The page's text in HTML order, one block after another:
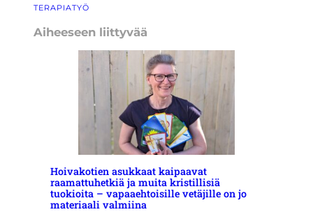
TERAPIATYÖ
Aiheeseen liittyvää
Hoivakotien asukkaat kaipaavat
raamattuhetkiä ja muita kristillisiä
tuokioita – vapaaehtoisille vetäjille on jo
materiaali valmiina